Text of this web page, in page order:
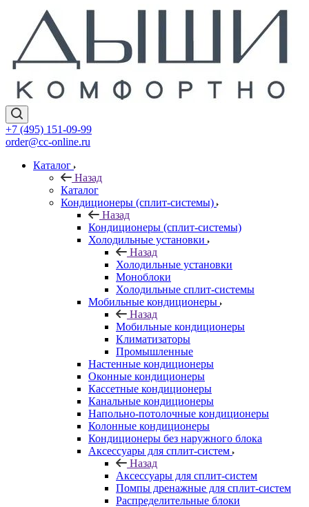
+7 (495) 151-09-99
order@cc-online.ru
Каталог
Назад
Каталог
Кондиционеры (сплит-системы)
Назад
Кондиционеры (сплит-системы)
Холодильные установки
Назад
Холодильные установки
Моноблоки
Холодильные сплит-системы
Мобильные кондиционеры
Назад
Мобильные кондиционеры
Климатизаторы
Промышленные
Настенные кондиционеры
Оконные кондиционеры
Кассетные кондиционеры
Канальные кондиционеры
Напольно-потолочные кондиционеры
Колонные кондиционеры
Кондиционеры без наружного блока
Аксессуары для сплит-систем
Назад
Аксессуары для сплит-систем
Помпы дренажные для сплит-систем
Распределительные блоки